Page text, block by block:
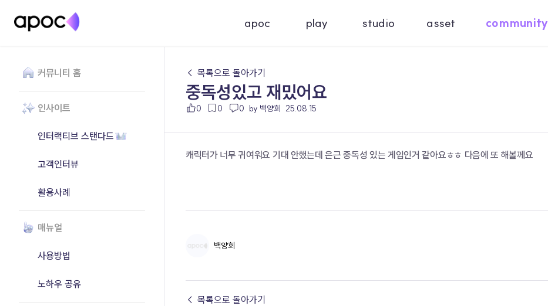
apoc play studio asset community
커뮤니티 홈
인사이트
인터랙티브 스탠다드
고객인터뷰
활용사례
매뉴얼
사용방법
노하우 공유
← 목록으로 돌아가기
중독성있고 재밌어요
0 0 0 by 백양희 25.08.15
캐릭터가 너무 귀여워요 기대 안했는데 은근 중독성 있는 게임인거 같아요ㅎㅎ 다음에 또 해볼께요
백양희
← 목록으로 돌아가기